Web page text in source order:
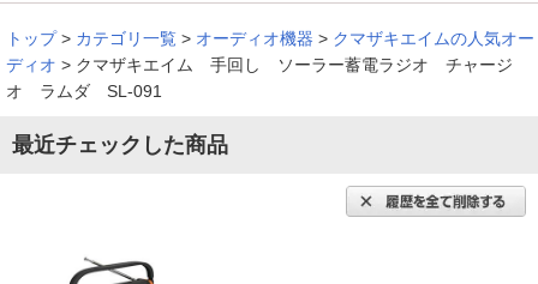
（福岡県
ソーラー充電だけではなく、手回しや電池で充電できる幅広い
も簡単でした。使いやすかったです。
トップ > カテゴリ一覧 > オーディオ機器 > クマザキエイムの人気オー
ディオ > クマザキエイム 手回し ソーラー蓄電ラジオ チャージ
オ ラムダ SL-091
最近チェックした商品